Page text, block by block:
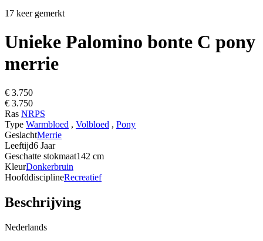
17 keer gemerkt
Unieke Palomino bonte C pony
merrie
€ 3.750
€ 3.750
Ras NRPS
Type Warmbloed , Volbloed , Pony
GeslachtMerrie
Leeftijd6 Jaar
Geschatte stokmaat142 cm
KleurDonkerbruin
HoofddisciplineRecreatief
Beschrijving
Nederlands